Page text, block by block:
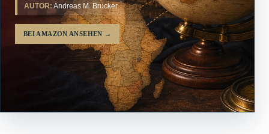
AUTOR: Andreas M. Brucker
BEI AMAZON ANSEHEN →